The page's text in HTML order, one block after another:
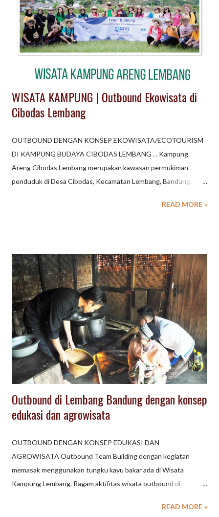
Info detail Gathering, Wisata Pendidikan, Outbound dengan
konsep Urban di Lembang Bandung, hubungi kami .
WISATA KAMPUNG | Outbound Ekowisata di
Cibodas Lembang
OUTBOUND DENGAN KONSEP EKOWISATA/ECOTOURISM
DI KAMPUNG BUDAYA CIBODAS LEMBANG . . Kampung
Areng Cibodas Lembang merupakan kawasan permukiman
penduduk di Desa Cibodas, Kecamatan Lembang, Bandung.
URBAN untuk kegiatan Gathering Outing Group. Beberapa
berkegiatan di Wisata kampung Areng Cibodas Lembang ,akan
disambut oleh para pemandu wisata dari team Spinach Eventure
dengan sambutan welcome drink , welcome snack dan setiap
peserta akan di kasih topi pandan (tapi tradisional) yang menjadi
souvenir untuk semua peserta dan handuk kecil (face towel)
untuk topi pandan wajib dipakai selama kegiatan Wisata
Kampung di kampung Areng Cibodas Lembang dan topi ini
sendiri menjadi icon kegiatan Wisata Kampung Areng
Selanjutnya peserta kegiatan Wisata Kampung Areng Cibodas
Le...
READ MORE »
Outbound di Lembang Bandung dengan konsep
edukasi dan agrowisata
OUTBOUND DENGAN KONSEP EDUKASI DAN
AGROWISATA Outbound Team Building dengan kegiatan
memasak menggunakan tungku kayu bakar ada di Wisata
Kampung Lembang. Ragam aktifitas wisata outbound di
kegiatan Gathering Perusahaan, Family Gathering maupun
READ MORE »